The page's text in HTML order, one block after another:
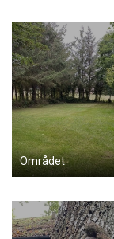
Området